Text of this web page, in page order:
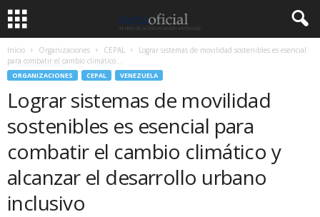
Inicio Organizaciones CEPAL
Lograr sistemas de movilidad sostenibles es esencial
para combatir el cambio climático...
ORGANIZACIONES CEPAL VENEZUELA
Lograr sistemas de movilidad
sostenibles es esencial para
combatir el cambio climático y
alcanzar el desarrollo urbano
inclusivo